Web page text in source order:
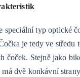
speciální typ optické
je tedy ve
čoček. Stejně jako
dvě konkávní